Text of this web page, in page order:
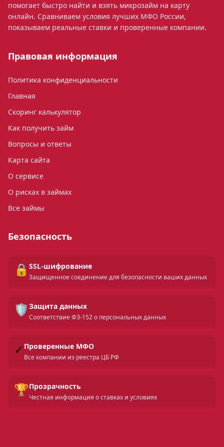
помогает быстро найти и взять микрозайм на карту
онлайн. Сравниваем условия лучших МФО России,
показываем реальные ставки и проверенные компании.
Правовая информация
Политика конфиденциальности
Главная
Скоринг калькулятор
Как получить займ
Вопросы и ответы
Карта сайта
О сервисе
О рисках в займах
Все займы
Безопасность
🔒 SSL-шифрование
Защищенное соединение для безопасности ваших данных
🛡️ Защита данных
Соответствие ФЗ-152 о персональных данных
✓ Проверенные МФО
Все компании из реестра ЦБ РФ
🏆Прозрачность
Честная информация о ставках и условиях